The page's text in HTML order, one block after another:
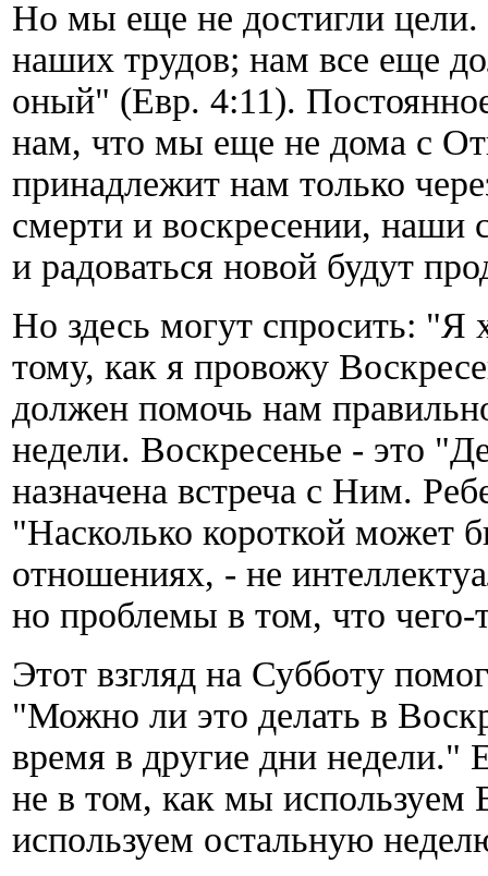
Но мы еще не достигли
наших трудов; нам все еще
оный" (Евр. 4:11).
нам, что мы еще не дома с
принадлежит нам только
смерти и воскресении, наши
и радоваться новой будут
Но здесь могут спросить: "Я
тому, как я провожу
должен помочь нам
недели. Воскресенье - это
назначена встреча с Ним.
"Насколько короткой может
отношениях, - не
но проблемы в том, что
Этот взгляд на Субботу
"Можно ли это делать в
время в другие дни недели."
не в том, как мы используем
используем остальную